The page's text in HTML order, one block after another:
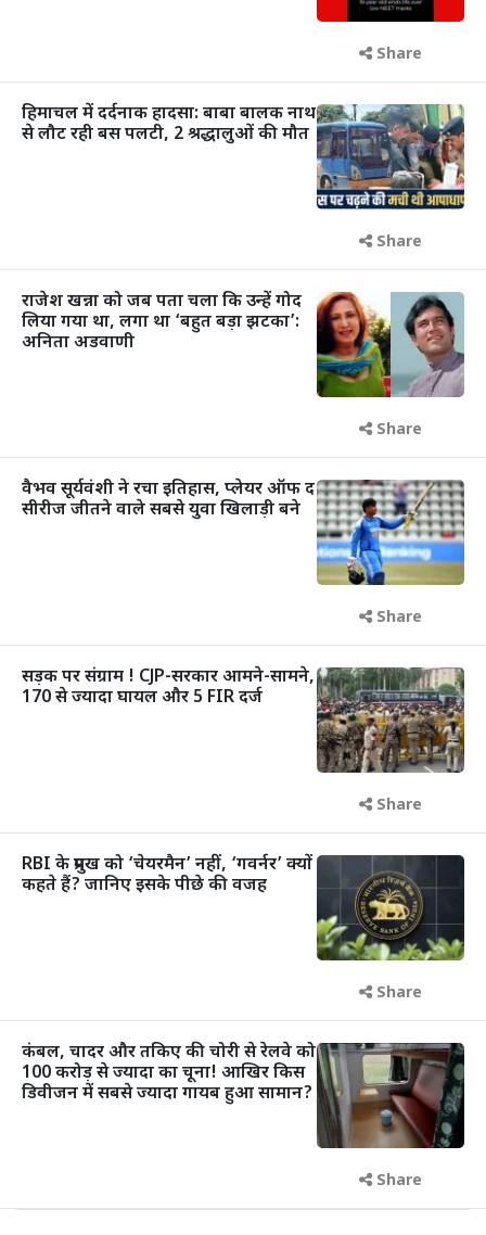
Share
हिमाचल में दर्दनाक हादसा: बाबा बालक नाथ
से लौट रही बस पलटी, 2 श्रद्धालुओं की मौत
Share
राजेश खन्ना को जब पता चला कि उन्हें गोद
लिया गया था, लगा था ‘बहुत बड़ा झटका’:
अनिता अडवाणी
Share
वैभव सूर्यवंशी ने रचा इतिहास, प्लेयर ऑफ द
सीरीज जीतने वाले सबसे युवा खिलाड़ी बने
Share
सड़क पर संग्राम ! CJP-सरकार आमने-सामने,
170 से ज्यादा घायल और 5 FIR दर्ज
Share
RBI के प्रमुख को ‘चेयरमैन’ नहीं, ‘गवर्नर’ क्यों
कहते हैं? जानिए इसके पीछे की वजह
Share
कंबल, चादर और तकिए की चोरी से रेलवे को
100 करोड़ से ज्यादा का चूना! आखिर किस
डिवीजन में सबसे ज्यादा गायब हुआ सामान?
Share